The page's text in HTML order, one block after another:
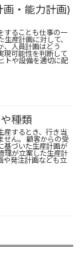
画 ・能力計画)
することも仕事の一
生産計画に対して、
、人員計画はどう
現可能性を判断して
トや設備を適切に配
種類
産するとき、行き当
せん。 顧客からの受
基づいた生産計画が
理が立案した生産計
や発注計画なども立